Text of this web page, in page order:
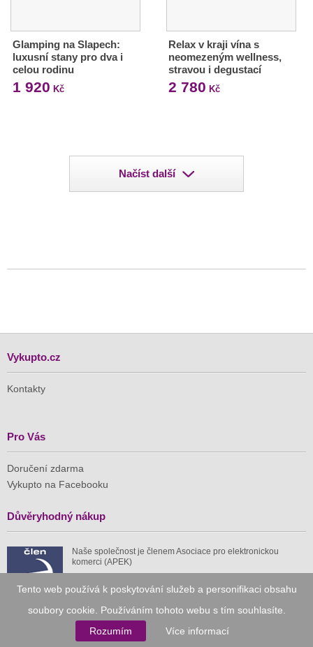
Tento web používá k poskytování služeb a personifikaci obsahu
soubory cookie. Používáním tohoto webu s tím souhlasíte.
Rozumím
Více informací
Glamping na Slapech:
luxusní stany pro dva i
celou rodinu
1 920 Kč
Relax v kraji vína s
neomezeným wellness,
stravou i degustací
2 780 Kč
Načíst další
Vykupto.cz
Kontakty
Pro Vás
Doručení zdarma
Vykupto na Facebooku
Důvěryhodný nákup
Naše společnost je členem Asociace pro elektronickou
komerci (APEK)